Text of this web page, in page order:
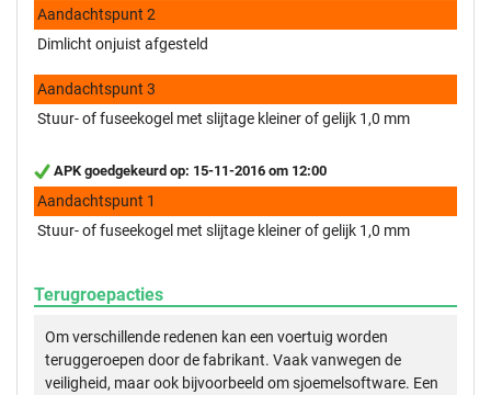
Aandachtspunt 2
Dimlicht onjuist afgesteld
Aandachtspunt 3
Stuur- of fuseekogel met slijtage kleiner of gelijk 1,0 mm
APK goedgekeurd op: 15-11-2016 om 12:00
Aandachtspunt 1
Stuur- of fuseekogel met slijtage kleiner of gelijk 1,0 mm
Terugroepacties
Om verschillende redenen kan een voertuig worden
teruggeroepen door de fabrikant. Vaak vanwegen de
veiligheid, maar ook bijvoorbeeld om sjoemelsoftware. Een